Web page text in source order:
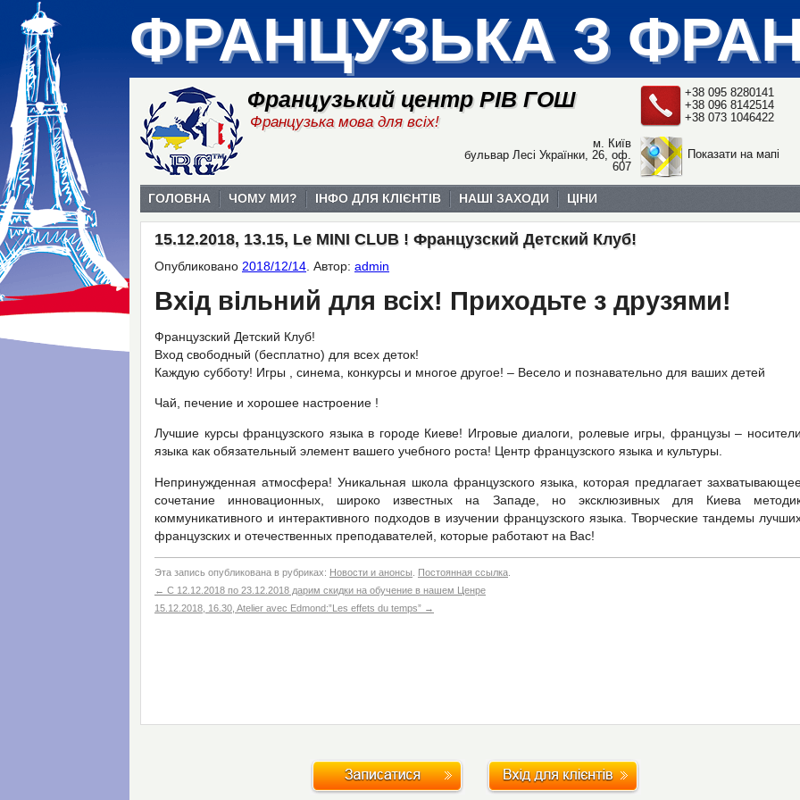
ФРАНЦУЗЬКА З
Французький центр РІВ ГОШ
Французька мова для всіх!
+38 095 8280141
+38 096 8142514
+38 073 1046422
Показати на мапі
м. Київ
бульвар Лесі Українки, 26, оф.
607
ГОЛОВНА ЧОМУ МИ? ІНФО ДЛЯ КЛІЄНТІВ НАШІ ЗАХОДИ ЦІНИ
15.12.2018, 13.15, Le MINI CLUB ! Французский Детский Клуб!
Опубликовано 2018/12/14 Автор: admin
Вхід вільний для всіх! Приходьте з друзями!
Французский Детский Клуб!
Вход свободный (бесплатно) для всех деток!
Каждую субботу! Игры , синема, конкурсы и многое другое! – Весело и познавательно для ваших детей
Чай, печение и хорошее настроение !
Лучшие курсы французского языка в городе Киеве! Игровые диалоги, ролевые игры, французы – носители
языка как обязательный элемент вашего учебного роста! Центр французского языка и культуры.
Непринужденная атмосфера! Уникальная школа французского языка, которая предлагает
сочетание инновационных, широко известных на Западе, но эксклюзивных для Киева
коммуникативного и интерактивного подходов в изучении французского языка. Творческие тандемы
французских и отечественных преподавателей, которые работают на Вас!
Эта запись опубликована в рубриках: Новости и анонсы Постоянная ссылка
← С 12.12.2018 по 23.12.2018 дарим скидки на обучение в нашем Ценре
15.12.2018, 16.30, Atelier avec Edmond:”Les effets du temps” →